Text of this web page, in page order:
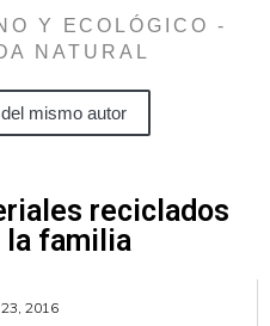
Y ECOLÓGICO -
NATURAL
mismo autor
reciclados
la familia
2016